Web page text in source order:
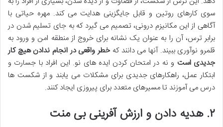
سوی کارهای روتین و قابل جایگزینی هدایت می کند. مهره حیاتی با
آگاهی از این مکانیزم درونی، تصمیم می گیرد که به جای تسلیم شدن در
برابر ترس، آن را به عنوان یک نشانه برای خروج از منطقه امن و ورود به
قلمرو نوآوری ببیند. آنها می دانند کهخطر واقعی در انجام ندادن هیچ کار
جدیدی است و نه در امتحان کردن ایده های نو. این افراد با جسارت و
ابتکار عمل، راهکارهای جدیدی برای مشکلات می یابند و از شکست ها
درس می آموزند تا مسیرهای متعدد برای پیروزی ایجاد کنند.
۲. هدیه دادن و ارزش آفرینی بی منت